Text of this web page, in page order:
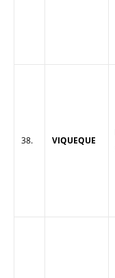
38. VIQUEQUE